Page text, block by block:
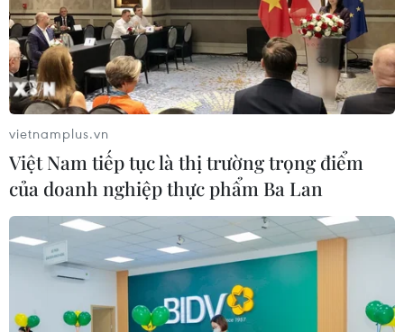
vietnamplus.vn
Việt Nam tiếp tục là thị trường trọng điểm
của doanh nghiệp thực phẩm Ba Lan